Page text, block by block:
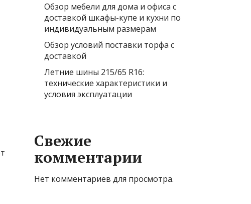
Обзор мебели для дома и офиса с
доставкой шкафы-купе и кухни по
индивидуальным размерам
Обзор условий поставки торфа с
доставкой
Летние шины 215/65 R16:
технические характеристики и
условия эксплуатации
Свежие
комментарии
Нет комментариев для просмотра.